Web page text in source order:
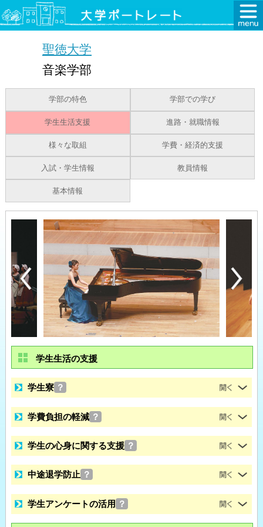
聖徳大学
音楽学部
学部の特色 学部での学び
学生生活支援 進路・就職情報
様々な取組 学費・経済的支援
入試・学生情報 教員情報
基本情報
学生生活の支援
学生寮 ？
学費負担の軽減 ？
学生の心身に関する支援 ？
中途退学防止 ？
学生アンケートの活用 ？